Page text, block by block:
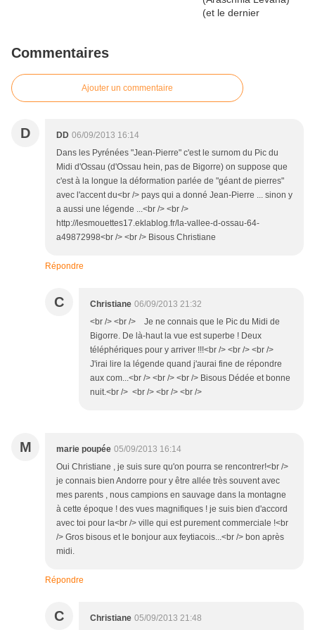
Commentaires
Ajouter un commentaire
D DD 06/09/2013 16:14
Dans les Pyrénées "Jean-Pierre" c'est le surnom du Pic du
Midi d'Ossau (d'Ossau hein, pas de Bigorre) on suppose que
c'est à la longue la déformation parlée de "géant de pierres"
avec l'accent du<br /> pays qui a donné Jean-Pierre ... sinon y
a aussi une légende ...<br /> <br />
http://lesmouettes17.eklablog.fr/la-vallee-d-ossau-64-
a49872998<br /> <br /> Bisous Christiane
Répondre
C Christiane 06/09/2013 21:32
<br /> <br /> Je ne connais que le Pic du Midi de
Bigorre. De là-haut la vue est superbe ! Deux
téléphériques pour y arriver !!!<br /> <br /> <br />
J'irai lire la légende quand j'aurai fine de répondre
aux com...<br /> <br /> <br /> Bisous Dédée et bonne
nuit.<br /> <br /> <br /> <br />
M marie poupée 05/09/2013 16:14
Oui Christiane , je suis sure qu'on pourra se rencontrer!<br />
je connais bien Andorre pour y être allée très souvent avec
mes parents , nous campions en sauvage dans la montagne
à cette époque ! des vues magnifiques ! je suis bien d'accord
avec toi pour la<br /> ville qui est purement commerciale !<br
/> Gros bisous et le bonjour aux feytiacois...<br /> bon après
midi.
Répondre
C Christiane 05/09/2013 21:48